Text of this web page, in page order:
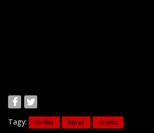
Tagy: thriller horor drama